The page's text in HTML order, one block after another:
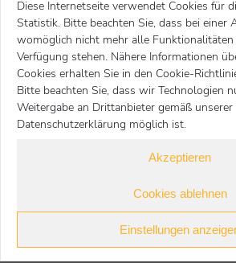
Diese Internetseite verwendet Cookies für
Statistik. Bitte beachten Sie, dass bei einer
womöglich nicht mehr alle Funktionalitäten
Verfügung stehen. Nähere Informationen
Cookies erhalten Sie in den Cookie-
Bitte beachten Sie, dass wir Technologien
Weitergabe an Drittanbieter gemäß unserer
Datenschutzerklärung möglich ist.
Akzeptieren
Cookies ablehnen
Einstellungen
Bei Verbrennungen richtig
Voriger
Nächster
zurück
Neueste Beiträge:
Darmverschluss:
schnell erkennen